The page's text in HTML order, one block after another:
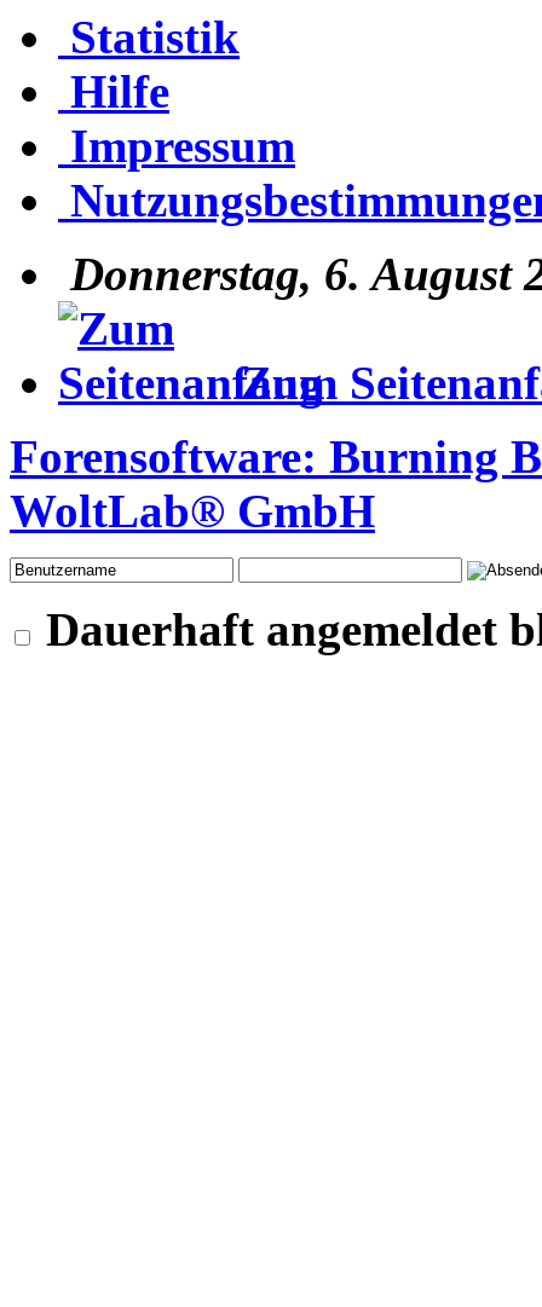
Statistik
Hilfe
Impressum
Donnerstag, 6. August
Zum
Forensoftware: Burning
WoltLab® GmbH
Dauerhaft angemeldet